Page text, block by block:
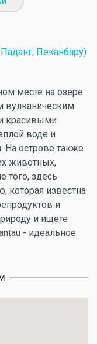
Пеканбару)
месте на озере
вулканическим
красивыми
воде и
острове также
животных,
того, здесь
которая известна
и
и ищете
- идеальное